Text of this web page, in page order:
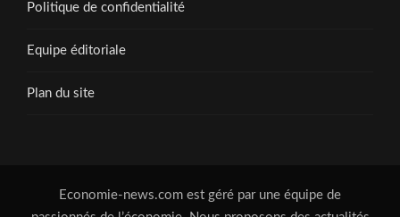
Politique de confidentialité
Equipe éditoriale
Plan du site
Economie-news.com est géré par une équipe de